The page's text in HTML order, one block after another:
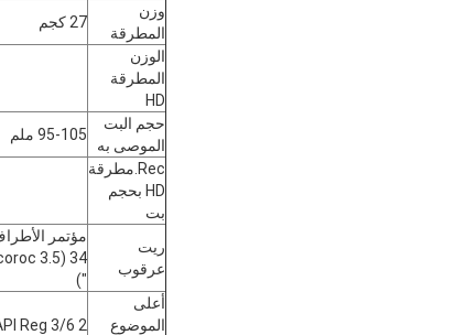
وزن
المطرقة
27 كجم
الوزن
المطرقة
HD
حجم البت
الموصى به
95-105 ملم
Rec.مطرقة
HD بحجم
بت
ريت
عرقوب
مؤتمر
3.5
")
أعلى
الموضوع
2 3/6 API Reg.